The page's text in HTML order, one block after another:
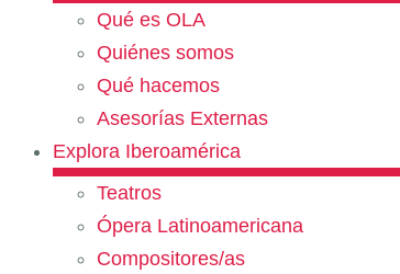
Qué es OLA
Quiénes somos
Qué hacemos
Asesorías Externas
Explora Iberoamérica
Teatros
Ópera Latinoamericana
Compositores/as